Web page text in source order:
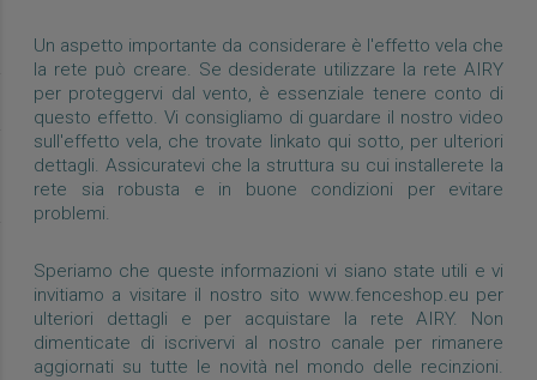
Un aspetto importante da considerare è l'effetto vela che
la rete può creare. Se desiderate utilizzare la rete AIRY
per proteggervi dal vento, è essenziale tenere conto di
questo effetto. Vi consigliamo di guardare il nostro video
sull'effetto vela, che trovate linkato qui sotto, per ulteriori
dettagli. Assicuratevi che la struttura su cui installerete la
rete sia robusta e in buone condizioni per evitare
problemi.
Speriamo che queste informazioni vi siano state utili e vi
invitiamo a visitare il nostro sito www.fenceshop.eu per
ulteriori dettagli e per acquistare la rete AIRY. Non
dimenticate di iscrivervi al nostro canale per rimanere
aggiornati su tutte le novità nel mondo delle recinzioni.